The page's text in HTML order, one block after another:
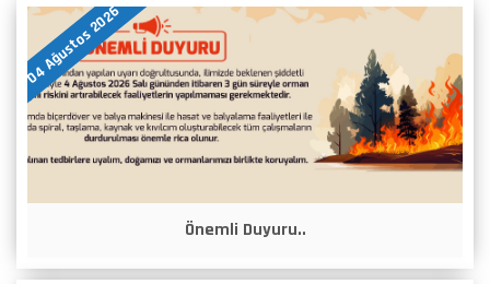
04 Ağustos 2026
Önemli Duyuru..